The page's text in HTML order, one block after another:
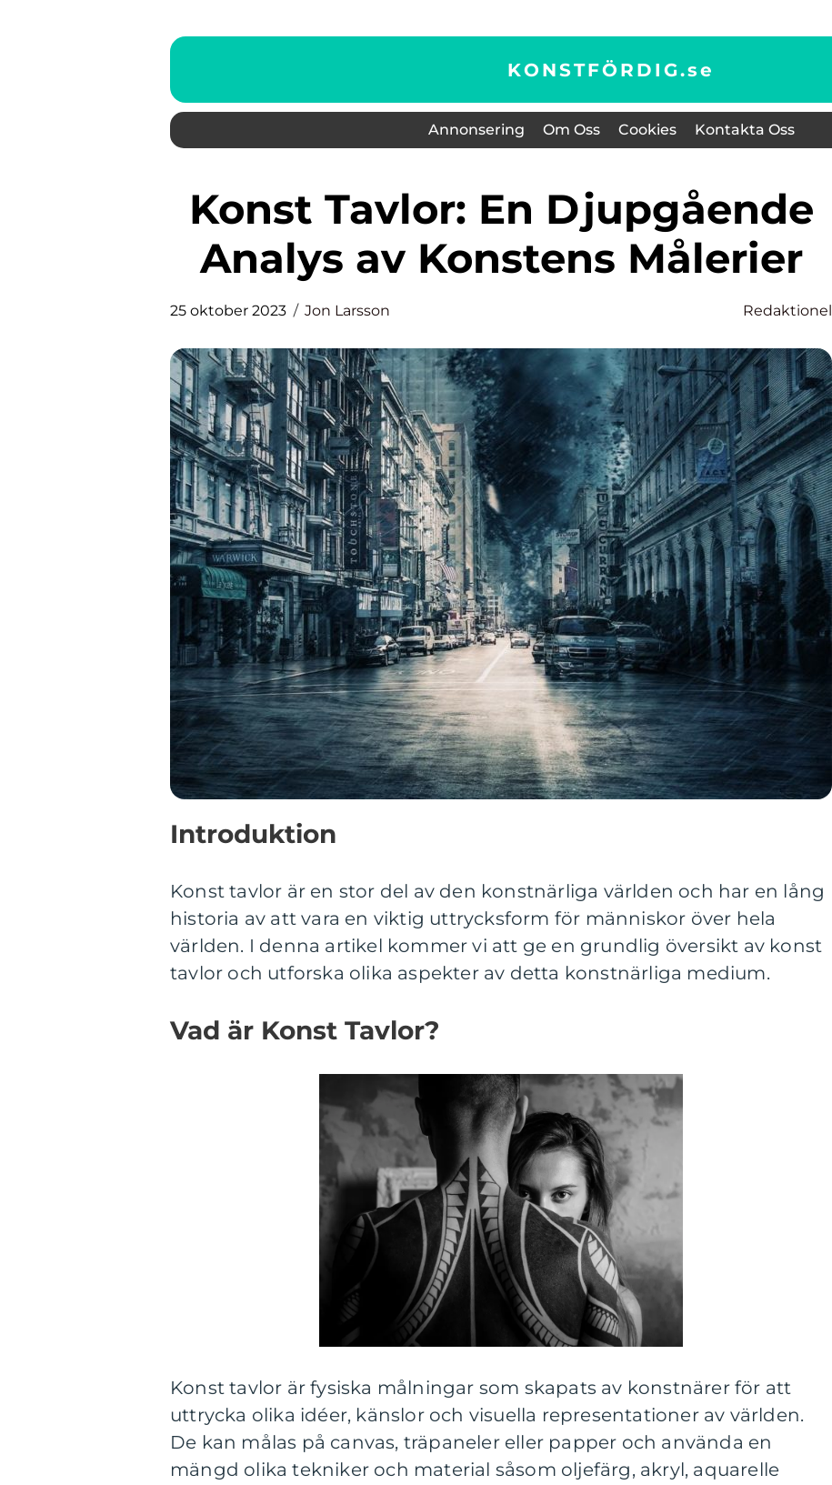
KONSTFÖRDIG.se
Annonsering Om Oss Cookies Kontakta Oss
Konst Tavlor: En Djupgående
Analys av Konstens Målerier
25 oktober 2023 Jon Larsson Redaktionel
Introduktion
Konst tavlor är en stor del av den konstnärliga världen och har en lång
historia av att vara en viktig uttrycksform för människor över hela
världen. I denna artikel kommer vi att ge en grundlig översikt av konst
tavlor och utforska olika aspekter av detta konstnärliga medium.
Vad är Konst Tavlor?
Konst tavlor är fysiska målningar som skapats av konstnärer för att
uttrycka olika idéer, känslor och visuella representationer av världen.
De kan målas på canvas, träpaneler eller papper och använda en
mängd olika tekniker och material såsom oljefärg, akryl, aquarelle